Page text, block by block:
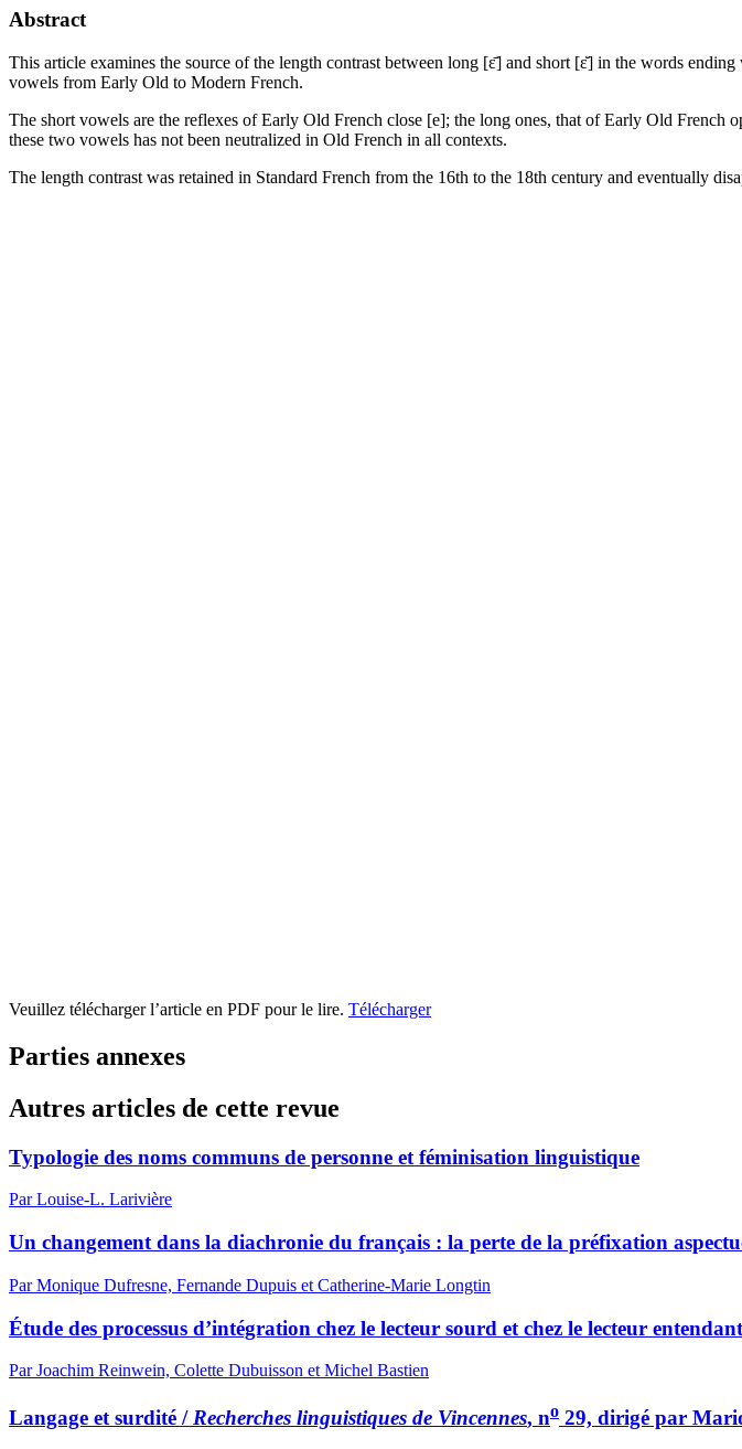
Abstract
This article examines the source of the length contrast between long [ε̄] and short [ε̆] in the words ending
vowels from Early Old to Modern French.
The short vowels are the reflexes of Early Old French close [e]; the long ones, that of Early Old
these two vowels has not been neutralized in Old French in all contexts.
The length contrast was retained in Standard French from the 16th to the 18th century and eventually
Veuillez télécharger l’article en PDF pour le lire. Télécharger
Parties annexes
Autres articles de cette revue
Typologie des noms communs de personne et féminisation linguistique
Par Louise-L. Larivière
Un changement dans la diachronie du français : la perte de la préfixation
Par Monique Dufresne, Fernande Dupuis et Catherine-Marie Longtin
Étude des processus d’intégration chez le lecteur sourd et chez le lecteur entendant
Par Joachim Reinwein, Colette Dubuisson et Michel Bastien
Langage et surdité /Recherches linguistiques de Vincennes, no 29, dirigé par